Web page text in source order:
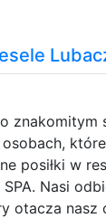
znakomitym
posiłki w
Nasi
otacza nasz